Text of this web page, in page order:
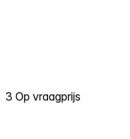
3 Op vraagprijs